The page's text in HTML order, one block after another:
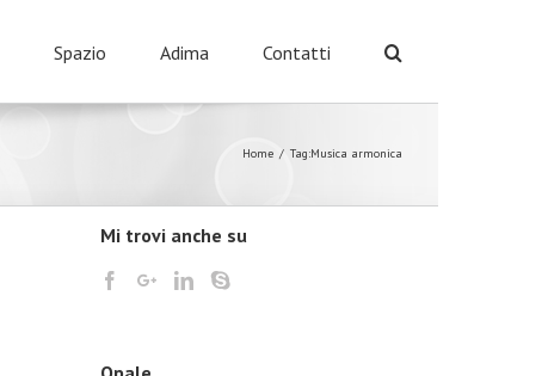
Spazio Adima Contatti
Home / Tag:Musica armonica
Mi trovi anche su